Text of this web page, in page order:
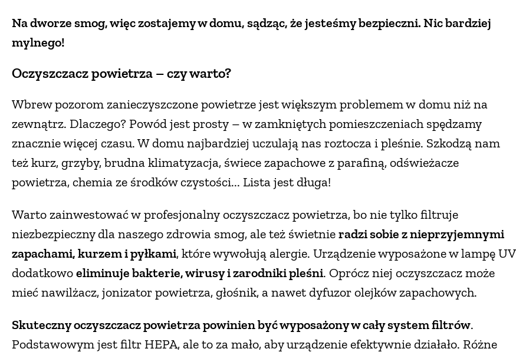
Na dworze smog, więc zostajemy w domu, sądząc, że jesteśmy bezpieczni. Nic bardziej
mylnego!
Oczyszczacz powietrza – czy warto?
Wbrew pozorom zanieczyszczone powietrze jest większym problemem w domu niż na
zewnątrz. Dlaczego? Powód jest prosty – w zamkniętych pomieszczeniach spędzamy
znacznie więcej czasu. W domu najbardziej uczulają nas roztocza i pleśnie. Szkodzą nam
też kurz, grzyby, brudna klimatyzacja, świece zapachowe z parafiną, odświeżacze
powietrza, chemia ze środków czystości... Lista jest długa!
Warto zainwestować w profesjonalny oczyszczacz powietrza, bo nie tylko filtruje
niezbezpieczny dla naszego zdrowia smog, ale też świetnieradzi sobie z nieprzyjemnymi
zapachami, kurzem i pyłkami, które wywołują alergie. Urządzenie wyposażone w lampę UV
dodatkowoeliminuje bakterie, wirusy i zarodniki pleśni. Oprócz niej oczyszczacz może
mieć nawilżacz, jonizator powietrza, głośnik, a nawet dyfuzor olejków zapachowych.
Skuteczny oczyszczacz powietrza powinien być wyposażony w cały system filtrów.
Podstawowym jest filtr HEPA, ale to za mało, aby urządzenie efektywnie działało. Różne